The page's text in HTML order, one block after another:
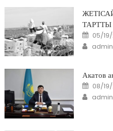
ТАРТТЫ
Posted
on
05/
Author
admin
Акатов
Posted
on
08/
Author
admin